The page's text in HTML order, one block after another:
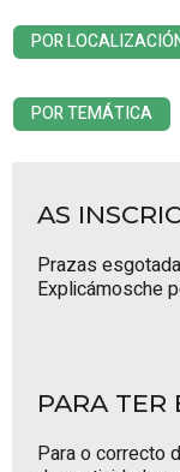
POR
POR TEMÁTICA
AS
Prazas
Explicámosche
PARA TER
Para o correcto